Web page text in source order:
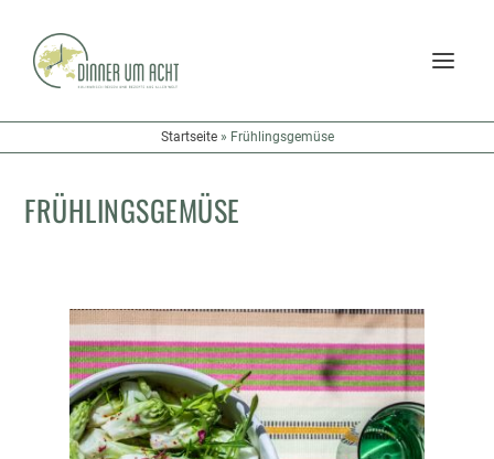
Startseite» Frühlingsgemüse
FRÜHLINGSGEMÜSE